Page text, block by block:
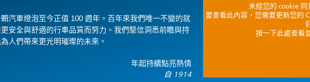
汽車燈泡至今正值 100 週年。百年來我們唯一不變的就
安全與舒適的行車品質而努力。我們堅信洞悉前瞻與持
人們帶來更光明璀璨的未來。
年起持續點亮熱情
自 1914
未經您的 cookie
要查看此內容，您需要更新您的
按一下此處查看